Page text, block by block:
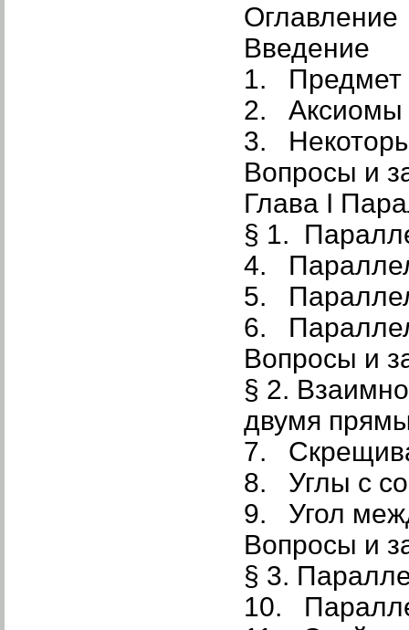
Оглавление
Введение
1. Предмет
2. Аксиомы
3.
Вопросы и
Глава I
§ 1.
4.
5.
6.
Вопросы и
§ 2.
двумя
7.
8. Углы с
9. Угол
Вопросы и
§ 3.
10.